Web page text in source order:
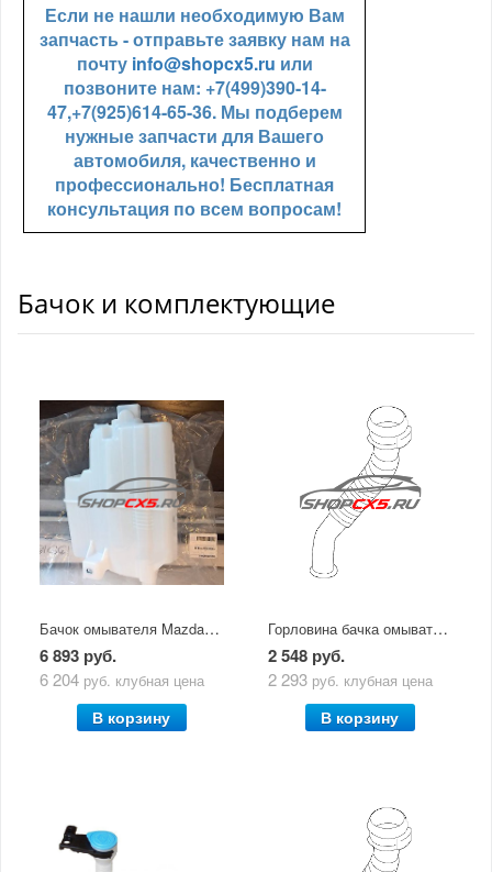
Если не нашли необходимую Вам
запчасть - отправьте заявку нам на
почту info@shopcx5.ru или
позвоните нам: +7(499)390-14-
47,+7(925)614-65-36. Мы подберем
нужные запчасти для Вашего
автомобиля, качественно и
профессионально! Бесплатная
консультация по всем вопросам!
Бачок и комплектующие
Бачок омывателя Mazda CX-5 (2011-по н.в.)
6 893 руб.
6 204 руб. клубная цена
В корзину
Горловина бачка омывателя Mazda CX-5 (2011-2017)
2 548 руб.
2 293 руб. клубная цена
В корзину